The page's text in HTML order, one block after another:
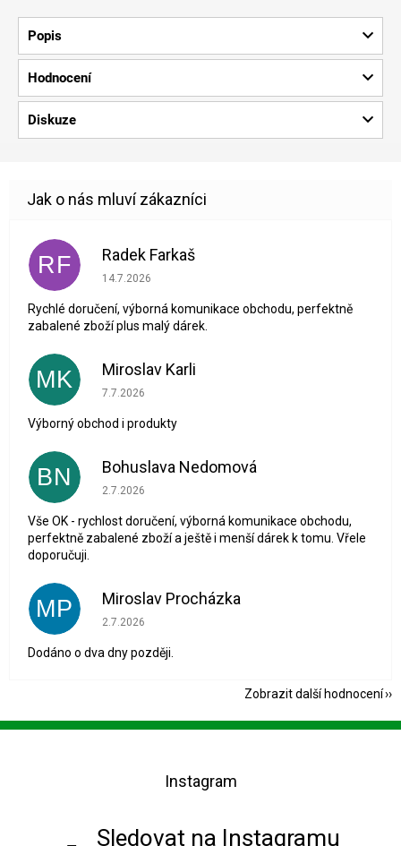
Popis
Hodnocení
Diskuze
RF Radek Farkaš
Hodnocení obchodu je 5 z 5 hvězdiček.
14.7.2026
Rychlé doručení, výborná komunikace obchodu, perfektně
zabalené zboží plus malý dárek.
MK Miroslav Karli
Hodnocení obchodu je 5 z 5 hvězdiček.
7.7.2026
Výborný obchod i produkty
BN Bohuslava Nedomová
Hodnocení obchodu je 5 z 5 hvězdiček.
2.7.2026
Vše OK - rychlost doručení, výborná komunikace obchodu,
perfektně zabalené zboží a ještě i menší dárek k tomu. Vřele
doporučuji.
MP Miroslav Procházka
Hodnocení obchodu je 1 z 5 hvězdiček.
2.7.2026
Dodáno o dva dny později.
Zobrazit další hodnocení
Z
Instagram
Sledovat na Instagramu